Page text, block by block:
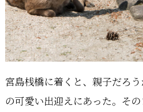
宮島桟橋に着くと、親子だろ
の可愛い出迎えにあった。そ